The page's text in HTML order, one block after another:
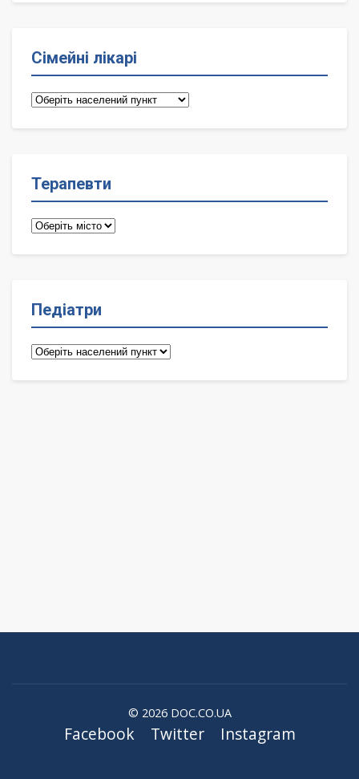
Сімейні лікарі
Сімейні
Терапевти
Терапевти
Педіатри
Педіатри
© 2026 DOC.CO.UA
Facebook Twitter Instagram